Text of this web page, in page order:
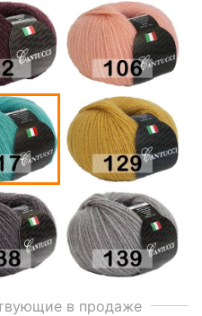
в продаже